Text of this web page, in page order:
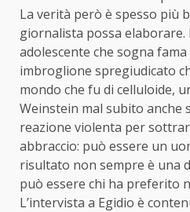
La verità però è spesso più
giornalista possa elaborare.
adolescente che sogna fama
imbroglione spregiudicato
mondo che fu di celluloide,
Weinstein mal subito anche
reazione violenta per
abbraccio: può essere un
risultato non sempre è una
può essere chi ha preferito
L’intervista a Egidio è